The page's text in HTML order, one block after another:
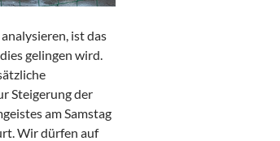
ist das
gelingen wird.
Steigerung der
am Samstag
Wir dürfen auf